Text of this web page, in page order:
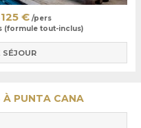
€/pers
(formule tout-inclus)
SÉJOUR
À PUNTA CANA